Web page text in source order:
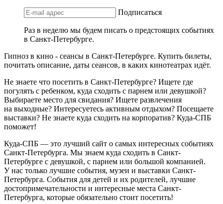
Подписаться
Раз в неделю мы будем писать о предстоящих событиях
в Санкт-Петербурге.
Гипноз в кино - сеансы в Санкт-Петербурге. Купить билеты,
почитать описание, даты сеансов, в каких кинотеатрах идёт.
Не знаете что посетить в Санкт-Петербурге? Ищете где
погулять с ребенком, куда сходить с парнем или девушкой?
Выбираете место для свидания? Ищете развлечения
на выходные? Интересуетесь активным отдыхом? Посещаете
выставки? Не знаете куда сходить на корпоратив? Куда-СПБ
поможет!
Куда-СПБ — это лучший сайт о самых интересных событиях
Санкт-Петербурга. Мы знаем куда сходить в Санкт-
Петербурге с девушкой, с парнем или большой компанией.
У нас только лучшие события, музеи и выставки Санкт-
Петербурга. События для детей и их родителей, лучшие
достопримечательности и интересные места Санкт-
Петербурга, которые обязательно стоит посетить!